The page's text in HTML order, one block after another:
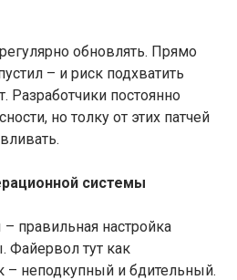
обновлять. Прямо
– и риск подхватить
Разработчики постоянно
но толку от этих патчей
системы
правильная настройка
Файервол тут как
– неподкупный и бдительный.